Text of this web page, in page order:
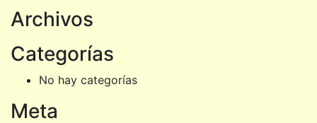
Archivos
Categorías
No hay categorías
Meta